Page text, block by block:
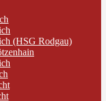
(HSG Rodgau)